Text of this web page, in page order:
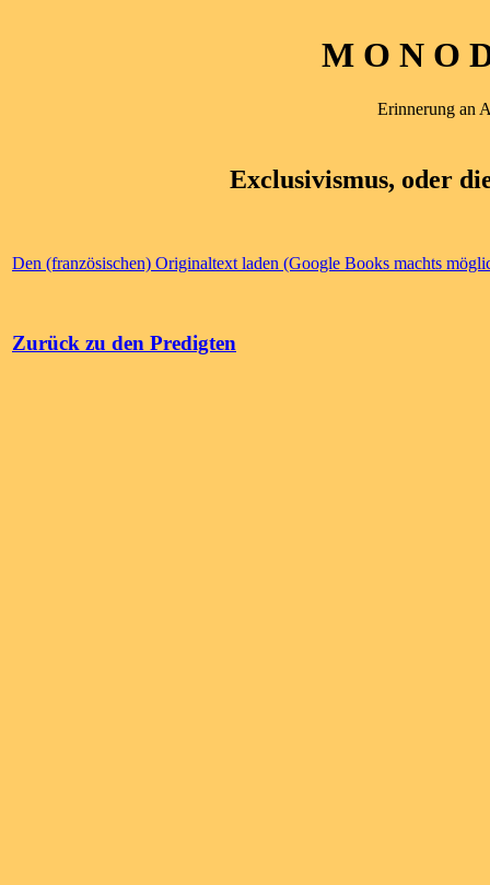
M O N O
Erinnerung an
Exclusivismus, oder
Den (französischen) Originaltext laden (Google Books machts
Zurück zu den Predigten